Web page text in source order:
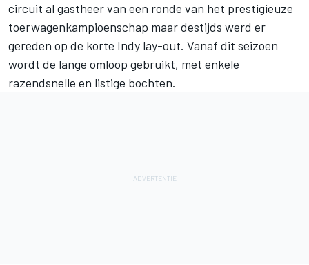
circuit al gastheer van een ronde van het prestigieuze
toerwagenkampioenschap maar destijds werd er
gereden op de korte Indy lay-out. Vanaf dit seizoen
wordt de lange omloop gebruikt, met enkele
razendsnelle en listige bochten.